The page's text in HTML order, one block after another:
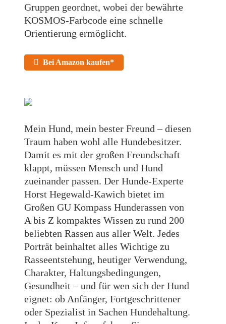
Gruppen geordnet, wobei der bewährte
KOSMOS-Farbcode eine schnelle
Orientierung ermöglicht.
Bei Amazon kaufen*
Mein Hund, mein bester Freund – diesen
Traum haben wohl alle Hundebesitzer.
Damit es mit der großen Freundschaft
klappt, müssen Mensch und Hund
zueinander passen. Der Hunde-Experte
Horst Hegewald-Kawich bietet im
Großen GU Kompass Hunderassen von
A bis Z kompaktes Wissen zu rund 200
beliebten Rassen aus aller Welt. Jedes
Porträt beinhaltet alles Wichtige zu
Rasseentstehung, heutiger Verwendung,
Charakter, Haltungsbedingungen,
Gesundheit – und für wen sich der Hund
eignet: ob Anfänger, Fortgeschrittener
oder Spezialist in Sachen Hundehaltung.